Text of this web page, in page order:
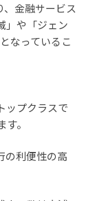
金融サービス
」や「ジェン
なっているこ
ップクラスで
。
の利便性の高